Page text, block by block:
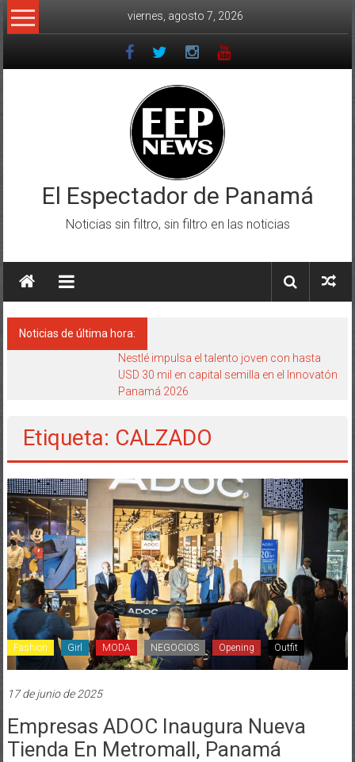
Saltar
al
viernes, agosto 7, 2026
El Espectador de Panamá
Noticias sin filtro, sin filtro en las noticias
Noticias de última hora:
Nestlé impulsa el talento joven con hasta
USD 30 mil en capital semilla en el Innovatón
Panamá 2026
Etiqueta: CALZADO
Fashion Girl MODA NEGOCIOS Opening Outfit
17 de junio de 2025
Empresas ADOC Inaugura Nueva
Tienda En Metromall, Panamá